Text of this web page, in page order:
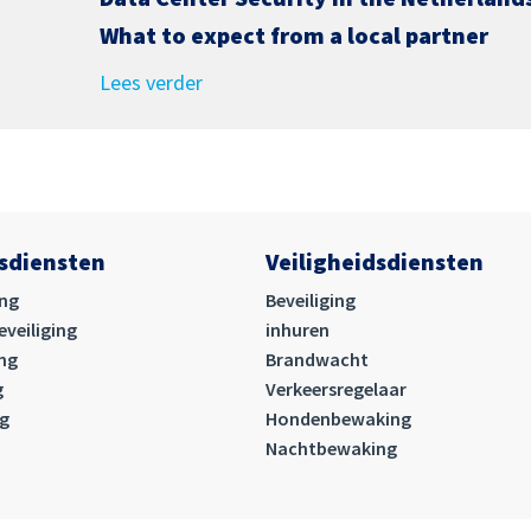
What to expect from a local partner
Lees verder
Veiligheidsdiensten
Beveiliging
inhuren
Brandwacht
Verkeersregelaar
Hondenbewaking
Nachtbewaking